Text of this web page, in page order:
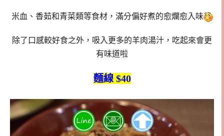
米血、香茹和青菜類等食材，滿分偏好煮的愈爛愈入味
除了口感較好食之外，吸入更多的羊肉湯汁，吃起來會更
有味道啦
麵線 $40